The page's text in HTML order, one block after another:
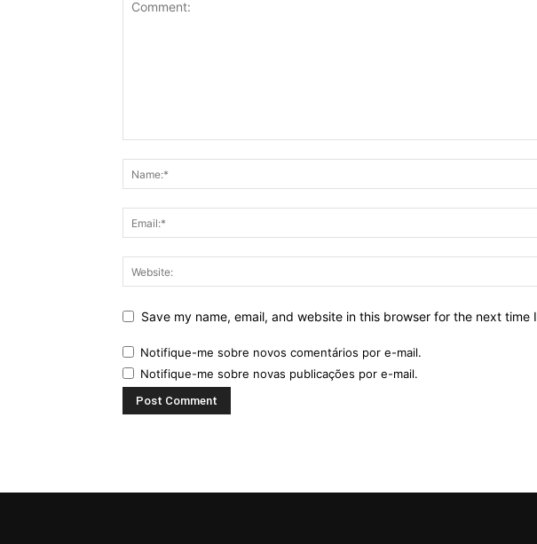
Save my name, email, and website in this browser for the next time
Notifique-me sobre novos comentários por e-mail.
Notifique-me sobre novas publicações por e-mail.